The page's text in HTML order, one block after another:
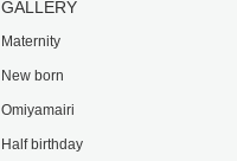
GALLERY
Maternity
New born
Omiyamairi
Half birthday